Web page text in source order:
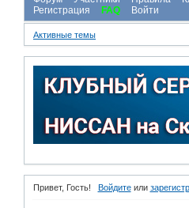
Регистрация
FAQ Войти
Активные темы
Привет, Гость! Войдитеили